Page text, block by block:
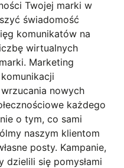
Twojej marki w
świadomość
komunikatów na
wirtualnych
Marketing
nowych
każdego
o tym, co sami
naszym klientom
posty. Kampanie,
dzielili się pomysłami